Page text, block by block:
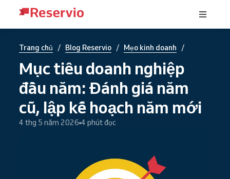
Trang chủ / Blog Reservio / Mẹo kinh doanh /
Mục tiêu doanh nghiệp
đầu năm: Đánh giá năm
cũ, lập kế hoạch năm mới
4 thg 5 năm 2026 4 phút đọc